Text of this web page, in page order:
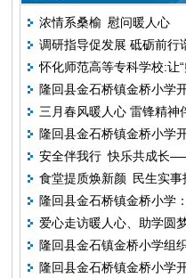
浓情系桑榆 慰问暖人心
调研指导促发展 砥砺前行
怀化师范高等专科学校:让
传
隆回县金石桥镇金桥小学
一”劳动节假期前安全教育
三月春风暖人心 雷锋精神
隆回县金石桥镇金桥小学
中毒安全教育主题班会
安全伴我行 快乐共成长
镇金桥小学开展 2026 年
课”安全教育主题活动
食堂提质焕新颜 民生实
中学完成食堂设备升级改造
隆回县金石桥镇金桥小学
间 平安护航伴成长
爱心走访暖人心、助学
人士走访困难受助学生家
隆回县金石镇金桥小学组
全国中小学消防安全公开
隆回县金石桥镇金桥小学